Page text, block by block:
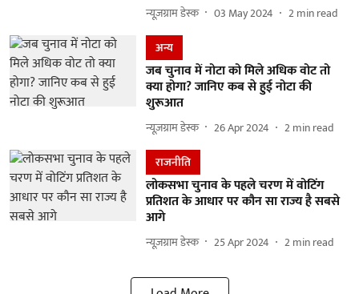
न्यूज़ग्राम डेस्क 03 May 2024 2min read
अन्य
जब चुनाव में नोटा को मिले अधिक वोट तो
क्या होगा? जानिए कब से हुई नोटा की
शुरूआत
न्यूज़ग्राम डेस्क 26 Apr 2024 2min read
राजनीति
लोकसभा चुनाव के पहले चरण में वोटिंग
प्रतिशत के आधार पर कौन सा राज्य है सबसे
आगे
न्यूज़ग्राम डेस्क 25 Apr 2024 2min read